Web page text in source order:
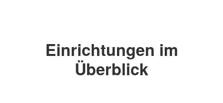
Einrichtungen im
Überblick